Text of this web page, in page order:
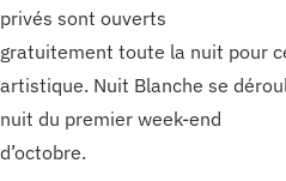
privés sont ouverts
gratuitement toute la nuit pour
artistique. Nuit Blanche se
nuit du premier week-end
d’octobre.